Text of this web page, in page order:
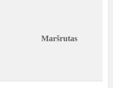
Maršrutas